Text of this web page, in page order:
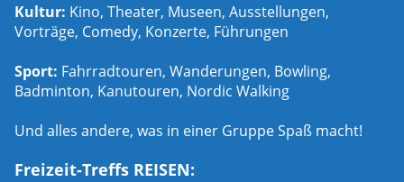
Kultur: Kino, Theater, Museen, Ausstellungen,
Vorträge, Comedy, Konzerte, Führungen
Sport: Fahrradtouren, Wanderungen, Bowling,
Badminton, Kanutouren, Nordic Walking
Und alles andere, was in einer Gruppe Spaß macht!
Freizeit-Treffs REISEN: